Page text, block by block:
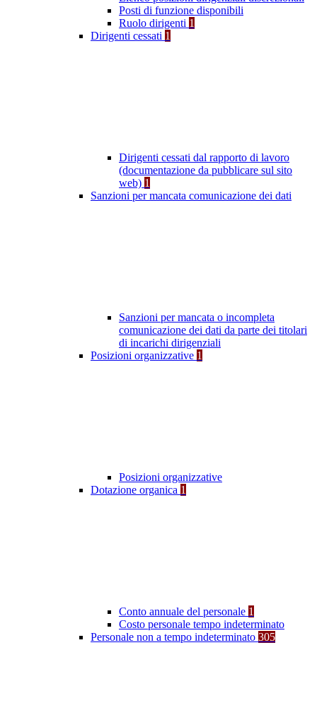
Posti di funzione disponibili
Ruolo dirigenti 1
Dirigenti cessati 1
Dirigenti cessati dal rapporto di lavoro
(documentazione da pubblicare sul sito
web) 1
Sanzioni per mancata comunicazione dei dati
Sanzioni per mancata o incompleta
comunicazione dei dati da parte dei titolari
di incarichi dirigenziali
Posizioni organizzative 1
Posizioni organizzative
Dotazione organica 1
Conto annuale del personale 1
Costo personale tempo indeterminato
Personale non a tempo indeterminato 305